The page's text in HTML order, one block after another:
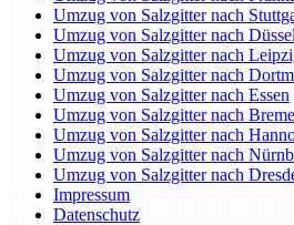
Umzug von Salzgitter nach
Umzug von Salzgitter nach
Umzug von Salzgitter nach
Umzug von Salzgitter nach
Umzug von Salzgitter nach Essen
Umzug von Salzgitter nach
Umzug von Salzgitter nach
Umzug von Salzgitter nach
Umzug von Salzgitter nach
Impressum
Datenschutz